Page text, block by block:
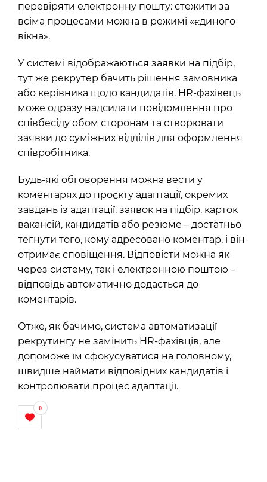
перевіряти електронну пошту: стежити за
всіма процесами можна в режимі «єдиного
вікна».
У системі відображаються заявки на підбір,
тут же рекрутер бачить рішення замовника
або керівника щодо кандидатів. HR-фахівець
може одразу надсилати повідомлення про
співбесіду обом сторонам та створювати
заявки до суміжних відділів для оформлення
співробітника.
Будь-які обговорення можна вести у
коментарях до проєкту адаптації, окремих
завдань із адаптації, заявок на підбір, карток
вакансій, кандидатів або резюме – достатньо
тегнути того, кому адресовано коментар, і він
отримає сповіщення. Відповісти можна як
через систему, так і електронною поштою –
відповідь автоматично додасться до
коментарів.
Отже, як бачимо, система автоматизації
рекрутингу не замінить HR-фахівців, але
допоможе їм сфокусуватися на головному,
швидше наймати відповідних кандидатів і
контролювати процес адаптації.
0